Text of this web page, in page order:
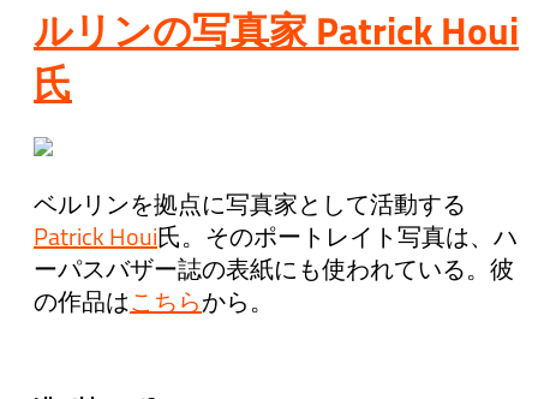
ルリンの写真家 Patrick Houi
氏
ベルリンを拠点に写真家として活動する
Patrick Houi 氏。そのポートレイト写真は、ハ
ーパスバザー誌の表紙にも使われている。彼
の作品はこちら から。